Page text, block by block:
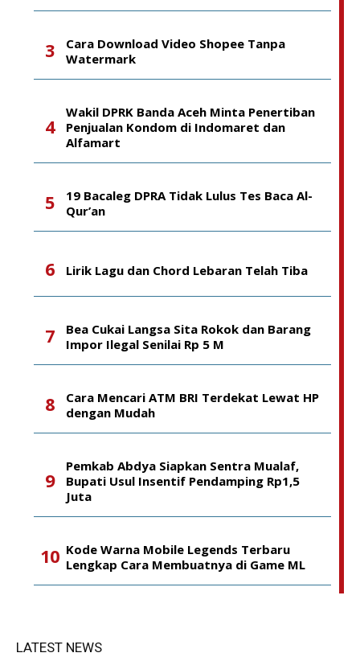
Cara Download Video Shopee Tanpa
Watermark
Wakil DPRK Banda Aceh Minta Penertiban
Penjualan Kondom di Indomaret dan
Alfamart
19 Bacaleg DPRA Tidak Lulus Tes Baca Al-
Qur’an
Lirik Lagu dan Chord Lebaran Telah Tiba
Bea Cukai Langsa Sita Rokok dan Barang
Impor Ilegal Senilai Rp 5 M
Cara Mencari ATM BRI Terdekat Lewat HP
dengan Mudah
Pemkab Abdya Siapkan Sentra Mualaf,
Bupati Usul Insentif Pendamping Rp1,5
Juta
Kode Warna Mobile Legends Terbaru
Lengkap Cara Membuatnya di Game ML
LATEST NEWS